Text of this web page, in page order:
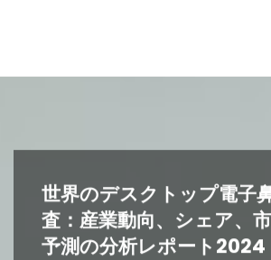
世界のデスクトップ電子
査：産業動向、シェア、市
予測の分析レポート2024